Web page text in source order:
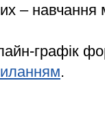
– навчання
графік
.